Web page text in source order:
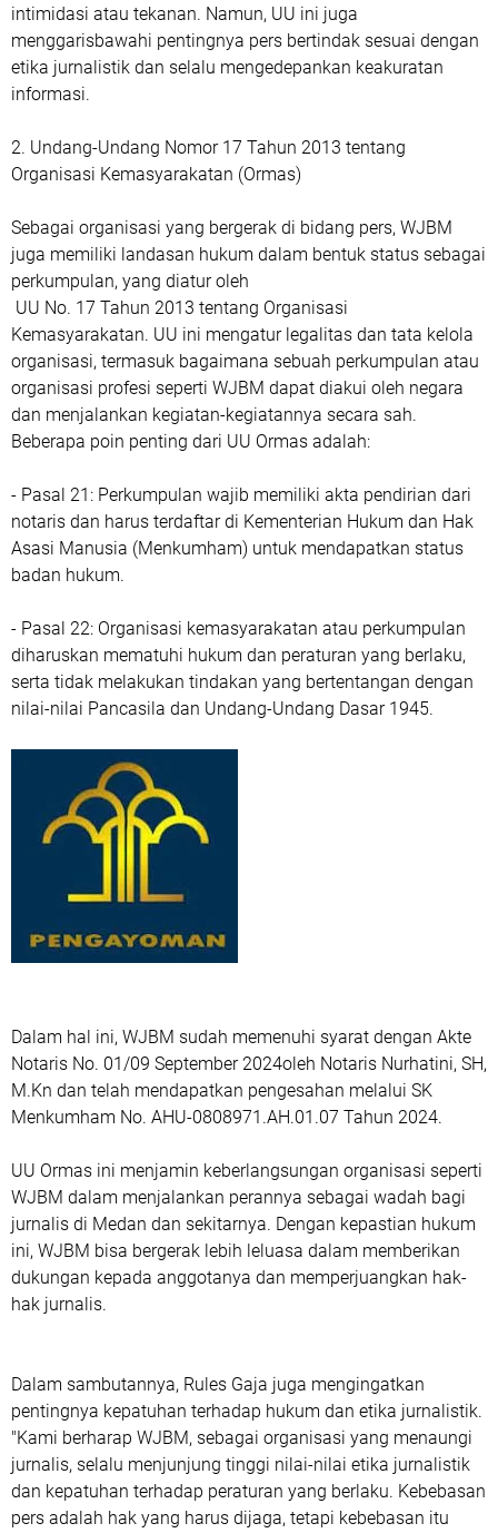
intimidasi atau tekanan. Namun, UU ini juga
menggarisbawahi pentingnya pers bertindak sesuai dengan
etika jurnalistik dan selalu mengedepankan keakuratan
informasi.
2. Undang-Undang Nomor 17 Tahun 2013 tentang
Organisasi Kemasyarakatan (Ormas)
Sebagai organisasi yang bergerak di bidang pers, WJBM
juga memiliki landasan hukum dalam bentuk status sebagai
perkumpulan, yang diatur oleh
UU No. 17 Tahun 2013 tentang Organisasi
Kemasyarakatan. UU ini mengatur legalitas dan tata kelola
organisasi, termasuk bagaimana sebuah perkumpulan atau
organisasi profesi seperti WJBM dapat diakui oleh negara
dan menjalankan kegiatan-kegiatannya secara sah.
Beberapa poin penting dari UU Ormas adalah:
- Pasal 21: Perkumpulan wajib memiliki akta pendirian dari
notaris dan harus terdaftar di Kementerian Hukum dan Hak
Asasi Manusia (Menkumham) untuk mendapatkan status
badan hukum.
- Pasal 22: Organisasi kemasyarakatan atau perkumpulan
diharuskan mematuhi hukum dan peraturan yang berlaku,
serta tidak melakukan tindakan yang bertentangan dengan
nilai-nilai Pancasila dan Undang-Undang Dasar 1945.
Dalam hal ini, WJBM sudah memenuhi syarat dengan Akte
Notaris No. 01/09 September 2024oleh Notaris Nurhatini, SH,
M.Kn dan telah mendapatkan pengesahan melalui SK
Menkumham No. AHU-0808971.AH.01.07 Tahun 2024.
UU Ormas ini menjamin keberlangsungan organisasi seperti
WJBM dalam menjalankan perannya sebagai wadah bagi
jurnalis di Medan dan sekitarnya. Dengan kepastian hukum
ini, WJBM bisa bergerak lebih leluasa dalam memberikan
dukungan kepada anggotanya dan memperjuangkan hak-
hak jurnalis.
Dalam sambutannya, Rules Gaja juga mengingatkan
pentingnya kepatuhan terhadap hukum dan etika jurnalistik.
"Kami berharap WJBM, sebagai organisasi yang menaungi
jurnalis, selalu menjunjung tinggi nilai-nilai etika jurnalistik
dan kepatuhan terhadap peraturan yang berlaku. Kebebasan
pers adalah hak yang harus dijaga, tetapi kebebasan itu